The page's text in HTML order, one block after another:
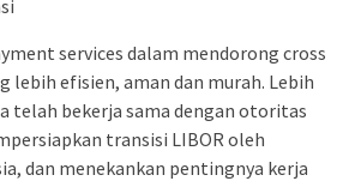
services dalam mendorong cross
lebih efisien, aman dan murah. Lebih
telah bekerja sama dengan otoritas
transisi LIBOR oleh
dan menekankan pentingnya kerja